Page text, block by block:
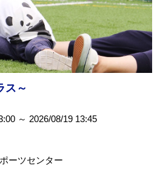
ス～
～ 2026/08/19 13:45
ーツセンター